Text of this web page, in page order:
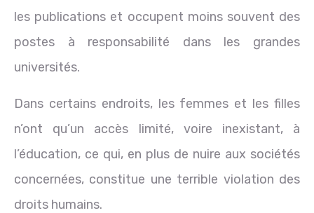
les publications et occupent moins souvent des
postes à responsabilité dans les grandes
universités.
Dans certains endroits, les femmes et les filles
n’ont qu’un accès limité, voire inexistant, à
l’éducation, ce qui, en plus de nuire aux sociétés
concernées, constitue une terrible violation des
droits humains.